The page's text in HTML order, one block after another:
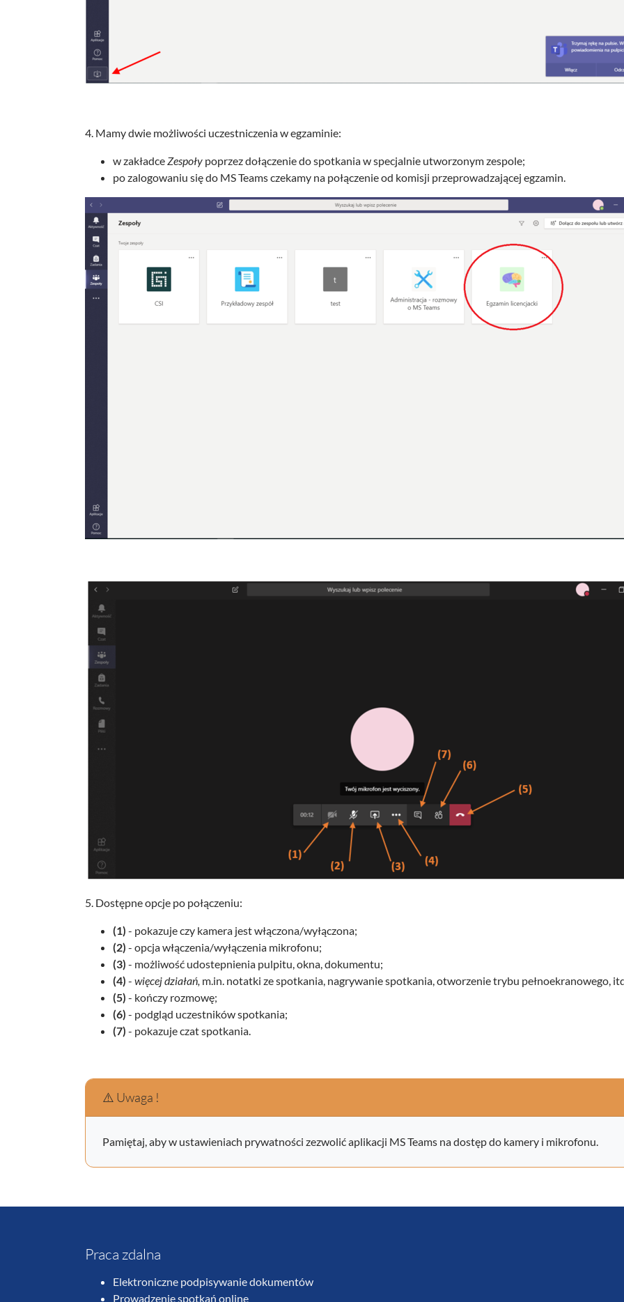
4. Mamy dwie możliwości uczestniczenia w egzaminie:
w zakładceZespoły poprzez dołączenie do spotkania w specjalnie utworzonym zespole;
po zalogowaniu się do MS Teams czekamy na połączenie od komisji przeprowadzającej egzamin.
5. Dostępne opcje po połączeniu:
(1) - pokazuje czy kamera jest włączona/wyłączona;
(2) - opcja włączenia/wyłączenia mikrofonu;
(3) - możliwość udostepnienia pulpitu, okna, dokumentu;
(4) - więcej działań, m.in. notatki ze spotkania, nagrywanie spotkania, otworzenie trybu pełnoekranowego,
(5) - kończy rozmowę;
(6) - podgląd uczestników spotkania;
(7) - pokazuje czat spotkania.
⚠️ Uwaga !
Pamiętaj, aby w ustawieniach prywatności zezwolić aplikacji MS Teams na dostęp do kamery i mikrofonu.
Praca zdalna
Elektroniczne podpisywanie dokumentów
Prowadzenie spotkań online